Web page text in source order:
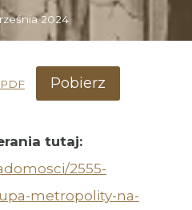
2024
Pobierz
tutaj:
2555-
metropolity-na-